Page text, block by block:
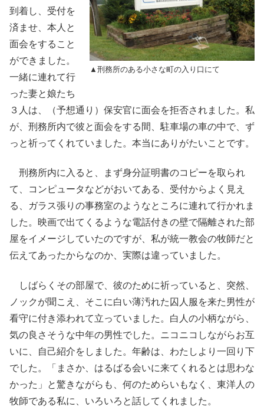
▲刑務所のある小さな町の入り口にて
到着し、受付を
済ませ、本人と
面会をすること
ができました。
一緒に連れて行
った妻と娘たち
３人は、（予想通り）保安官に面会を拒否されました。私
が、刑務所内で彼と面会をする間、駐車場の車の中で、ず
っと祈ってくれていました。本当にありがたいことです。
刑務所内に入ると、まず身分証明書のコピーを取られ
て、コンピュータなどがおいてある、受付からよく見え
る、ガラス張りの事務室のようなところに連れて行かれま
した。映画で出てくるような電話付きの壁で隔離された部
屋をイメージしていたのですが、私が統一教会の牧師だと
伝えてあったからなのか、実際は違っていました。
しばらくその部屋で、彼のために祈っていると、突然、
ノックが聞こえ、そこに白い薄汚れた囚人服を来た男性が
看守に付き添われて立っていました。白人の小柄ながら、
気の良さそうな中年の男性でした。ニコニコしながらお互
いに、自己紹介をしました。年齢は、わたしより一回り下
でした。「まさか、はるばる会いに来てくれるとは思わな
かった」と驚きながらも、何のためらいもなく、東洋人の
牧師である私に、いろいろと話してくれました。